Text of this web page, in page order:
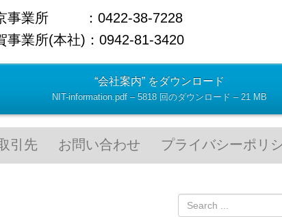
事業所 ：0422-38-7228
事業所(本社)：0942-81-3420
“会社案内” をダウンロード
NIT-information.pdf – 5818 回のダウンロード – 21 MB
引先 お問い合わせ プライバシーポリ